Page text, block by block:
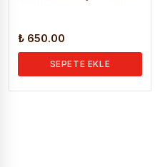
₺ 650.00
SEPETE EKLE